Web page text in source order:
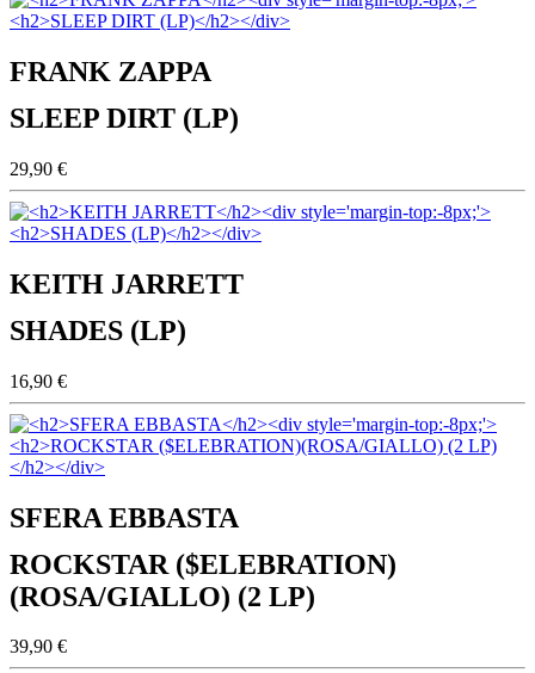
FRANK ZAPPA
SLEEP DIRT (LP)
29,90 €
KEITH JARRETT
SHADES (LP)
16,90 €
SFERA EBBASTA
ROCKSTAR ($ELEBRATION)
(ROSA/GIALLO) (2 LP)
39,90 €